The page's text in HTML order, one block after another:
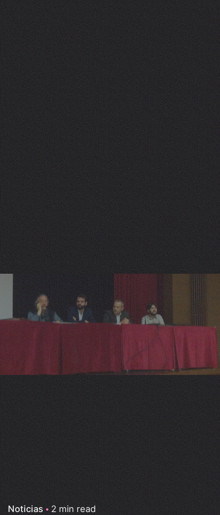
Noticias 2 min read